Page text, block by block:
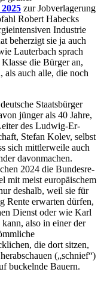
zur Jobverlagerung
Robert Habecks
Industrie
beherzigt sie ja auch
Lauterbach sprach
die Bürger an,
als auch alle, die noch
Staatsbürger
jünger als 40 Jahre,
des Lud­wig-Er­
Stefan Kolev, selbst
sich mittlerweile auch
davonmachen.
2024 die Bun­des­re­
mit meist europäischem
deshalb, weil sie für
Rente erwarten dürfen,
Dienst oder wie Karl
also in einer der
die dort sitzen,
(„schnief“)
buckelnde Bauern.